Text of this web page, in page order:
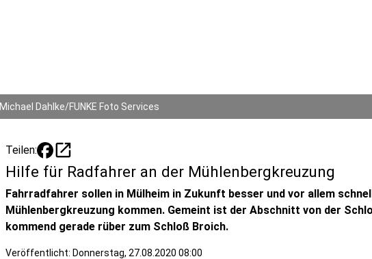
Michael Dahlke/FUNKE Foto Services
Teilen: open_in_new
Hilfe für Radfahrer an der Mühlenbergkreuzung
Fahrradfahrer sollen in Mülheim in Zukunft besser und vor allem
Mühlenbergkreuzung kommen. Gemeint ist der Abschnitt von der
kommend gerade rüber zum Schloß Broich.
Veröffentlicht: Donnerstag, 27.08.2020 08:00